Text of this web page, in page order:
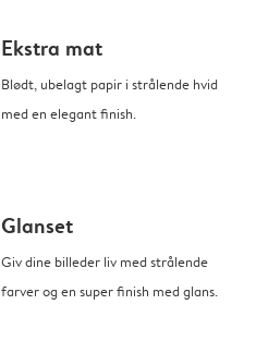
Ekstra mat
Blødt, ubelagt papir i strålende hvid
med en elegant finish.
Glanset
Giv dine billeder liv med strålende
farver og en super finish med glans.